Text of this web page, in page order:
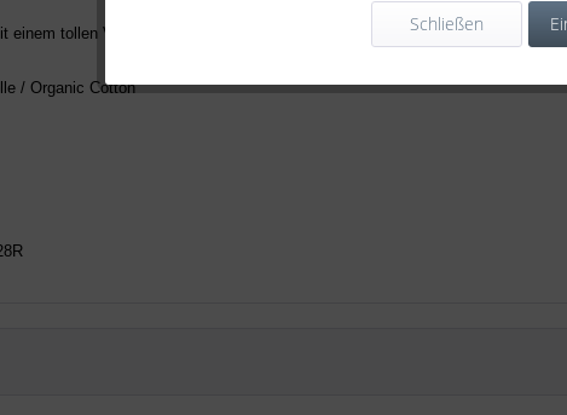
einem tollen Volumen und einer unglaublichen Leichtigkeit. Diese
/ Organic Cotton
Schließen